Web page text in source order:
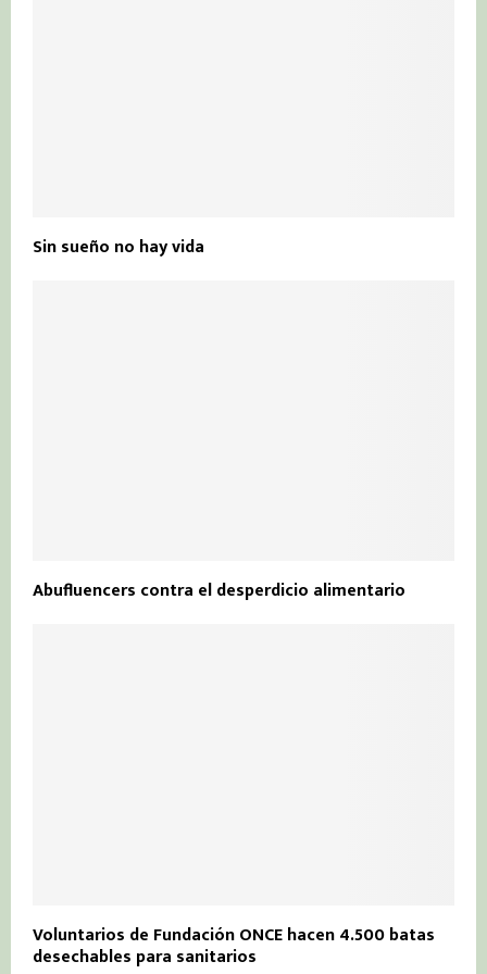
Sin sueño no hay vida
Abufluencers contra el desperdicio alimentario
Voluntarios de Fundación ONCE hacen 4.500 batas
desechables para sanitarios